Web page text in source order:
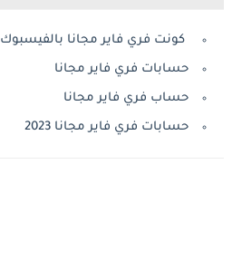
كونت فري فاير مجانا بالفيسبوك
حسابات فري فاير مجانا
حساب فري فاير مجانا
حسابات فري فاير مجانا 2023